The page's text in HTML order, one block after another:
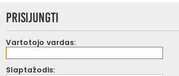
Prisijungti
Vartotojo vardas:
Slaptažodis: